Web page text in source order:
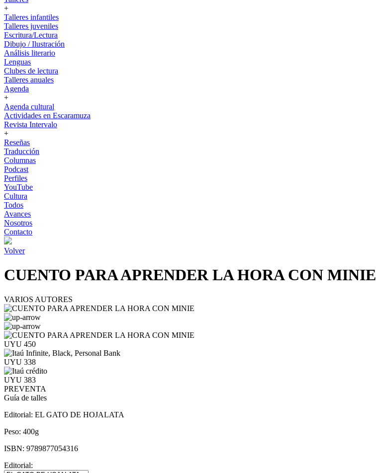
+
Talleres infantiles
Talleres juveniles
Escritura/Lectura
Dibujo / Ilustración
Análisis literario
Lenguas
Clubes de lectura
Talleres anuales
Agenda
+
Agenda cultural
Actividades en Escaramuza
Revista Intervalo
+
Reseñas
Traducción
Columnas
Podcast
Perfiles
YouTube
Cultura
Todos
Avances
Nosotros
Contacto
Volver
CUENTO PARA APRENDER LA HORA CON MINIE
VARIOS AUTORES
UYU 450
UYU 338
UYU 383
PREVENTA
Guía de talles
Editorial: EL GATO DE HOJALATA
Peso: 400g
ISBN: 9789877054316
Editorial: